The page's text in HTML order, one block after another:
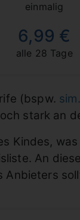
einmalig
6,99 €
alle 28 Tage
(bspw.
stark an
Kindes,
An
Anbieters